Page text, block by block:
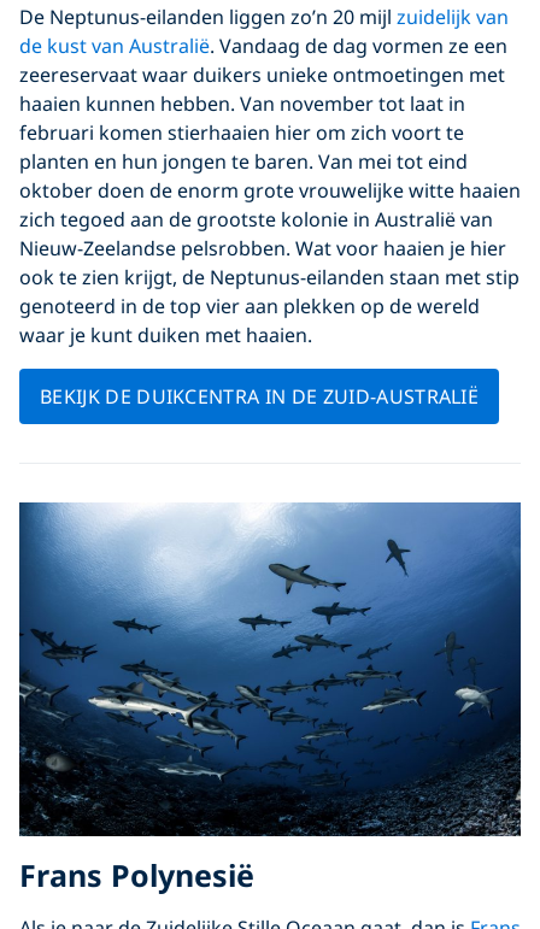
De Neptunus-eilanden liggen zo’n 20 mijl zuidelijk van
de kust van Australië. Vandaag de dag vormen ze een
zeereservaat waar duikers unieke ontmoetingen met
haaien kunnen hebben. Van november tot laat in
februari komen stierhaaien hier om zich voort te
planten en hun jongen te baren. Van mei tot eind
oktober doen de enorm grote vrouwelijke witte haaien
zich tegoed aan de grootste kolonie in Australië van
Nieuw-Zeelandse pelsrobben. Wat voor haaien je hier
ook te zien krijgt, de Neptunus-eilanden staan met stip
genoteerd in de top vier aan plekken op de wereld
waar je kunt duiken met haaien.
BEKIJK DE DUIKCENTRA IN DE ZUID-AUSTRALIË
Frans Polynesië